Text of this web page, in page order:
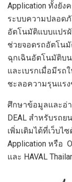
Application ทั้งยั
ระบบความปลอด
อัตโนมัติแบบแปร
ช่วยจอดรถอัตโน
ฉุกเฉินอัตโนมัติบ
และเบรกเมื่อมีร
ชะลอความรุนแร
ศึกษาข้อมูลและอ่า
DEAL สำหรับรถย
เพิ่มเติมได้ที่เว็บไซ
Application หรือ
และ HAVAL